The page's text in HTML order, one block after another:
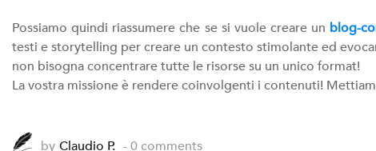
Possiamo quindi riassumere che se si vuole creare un blog-
testi e storytelling per creare un contesto stimolante ed
non bisogna concentrare tutte le risorse su un unico format!
La vostra missione è rendere coinvolgenti i contenuti!
by Claudio P. - 0 comments